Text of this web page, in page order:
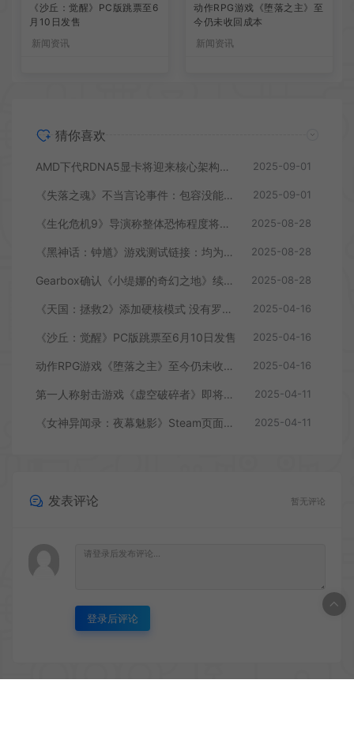
《沙丘：觉醒》PC版跳票至6
月10日发售
新闻资讯
动作RPG游戏《堕落之主》至
今仍未收回成本
新闻资讯
猜你喜欢
AMD下代RDNA5显卡将迎来核心架构大幅升级 2025-09-01
《失落之魂》不当言论事件：包容没能消解过激言论 2025-09-01
《生化危机9》导演称整体恐怖程度将进一步提升 2025-08-28
《黑神话：钟馗》游戏测试链接：均为骗子 2025-08-28
Gearbox确认《小缇娜的奇幻之地》续作正在开发中 2025-08-28
《天国：拯救2》添加硬核模式 没有罗盘和快速旅行 2025-04-16
《沙丘：觉醒》PC版跳票至6月10日发售 2025-04-16
动作RPG游戏《堕落之主》至今仍未收回成本 2025-04-16
第一人称射击游戏《虚空破碎者》即将多平台上线 2025-04-11
《女神异闻录：夜幕魅影》Steam页面上线 2025-04-11
发表评论 暂无评论
登录后评论